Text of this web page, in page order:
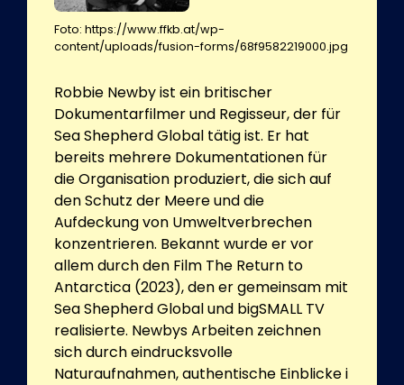
Foto: https://www.ffkb.at/wp-
content/uploads/fusion-forms/68f9582219000.jpg
Robbie Newby ist ein britischer
Dokumentarfilmer und Regisseur, der für
Sea Shepherd Global tätig ist. Er hat
bereits mehrere Dokumentationen für
die Organisation produziert, die sich auf
den Schutz der Meere und die
Aufdeckung von Umweltverbrechen
konzentrieren. Bekannt wurde er vor
allem durch den Film The Return to
Antarctica (2023), den er gemeinsam mit
Sea Shepherd Global und bigSMALL TV
realisierte. Newbys Arbeiten zeichnen
sich durch eindrucksvolle
Naturaufnahmen, authentische Einblicke i